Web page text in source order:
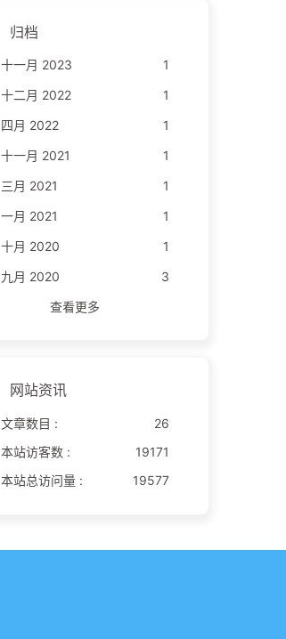
归档
十一月 2023
1
十二月 2022
1
四月 2022
1
十一月 2021
1
三月 2021
1
一月 2021
1
十月 2020
1
九月 2020
3
查看更多
网站资讯
文章数目 :
26
本站访客数 :
19171
本站总访问量 :
19577